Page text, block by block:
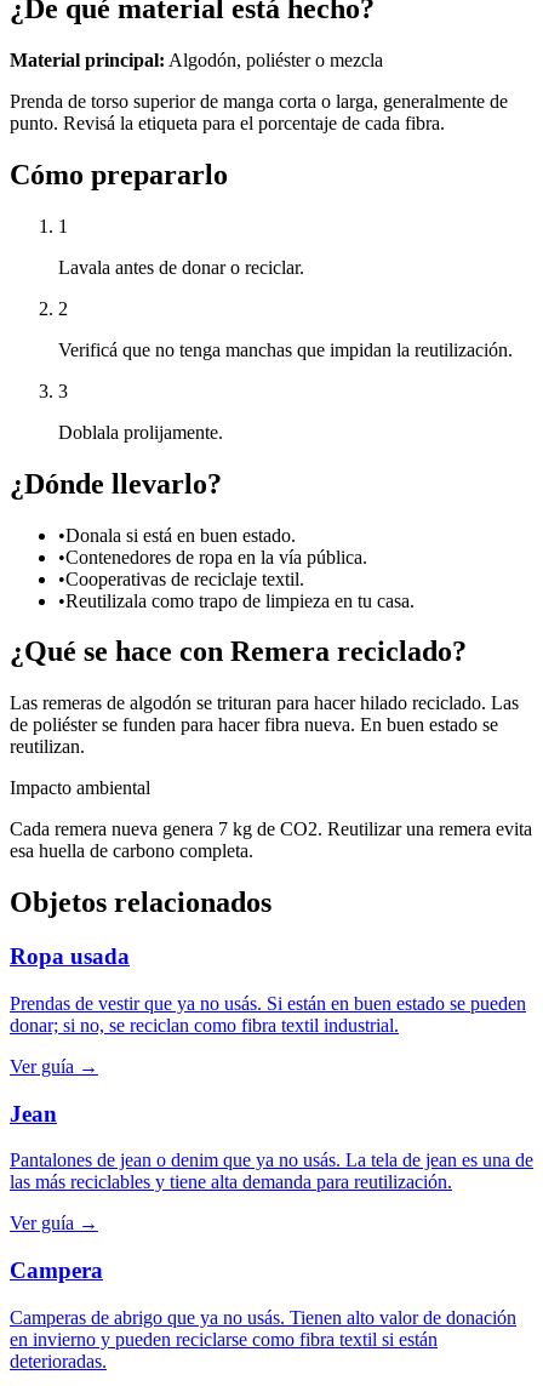
¿De qué material está hecho?
Material principal: Algodón, poliéster o mezcla
Prenda de torso superior de manga corta o larga, generalmente de
punto. Revisá la etiqueta para el porcentaje de cada fibra.
Cómo prepararlo
1
Lavala antes de donar o reciclar.
2
Verificá que no tenga manchas que impidan la reutilización.
3
Doblala prolijamente.
¿Dónde llevarlo?
•Donala si está en buen estado.
•Contenedores de ropa en la vía pública.
•Cooperativas de reciclaje textil.
•Reutilizala como trapo de limpieza en tu casa.
¿Qué se hace con Remera reciclado?
Las remeras de algodón se trituran para hacer hilado reciclado. Las
de poliéster se funden para hacer fibra nueva. En buen estado se
reutilizan.
Impacto ambiental
Cada remera nueva genera 7 kg de CO2. Reutilizar una remera evita
esa huella de carbono completa.
Objetos relacionados
Ropa usada
Prendas de vestir que ya no usás. Si están en buen estado se pueden
donar; si no, se reciclan como fibra textil industrial.
Ver guía →
Jean
Pantalones de jean o denim que ya no usás. La tela de jean es una de
las más reciclables y tiene alta demanda para reutilización.
Ver guía →
Campera
Camperas de abrigo que ya no usás. Tienen alto valor de donación
en invierno y pueden reciclarse como fibra textil si están
deterioradas.